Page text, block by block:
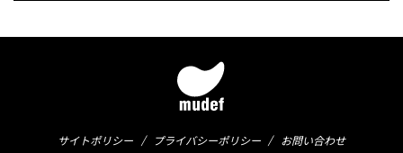
サイトポリシー プライバシーポリシー お問い合わせ